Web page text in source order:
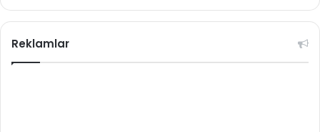
Reklamlar